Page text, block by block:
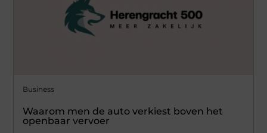
Business
Waarom men de auto verkiest boven het
openbaar vervoer